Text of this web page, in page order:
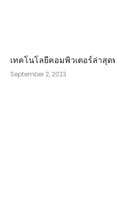
เทคโนโลยีคอมพิวเตอร์ล่าสุ
September 2, 2023